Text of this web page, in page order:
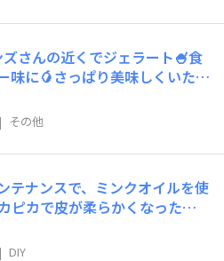
さんの近くでジェラート🍧食
味に🥭さっぱり美味しくいただ
| その他
テナンスで、ミンクオイルを使
ピカで皮が柔らかくなった感
ナンスも大切ですね✨
| DIY